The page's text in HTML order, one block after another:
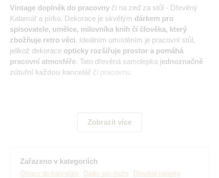
Vintage doplněk do pracovny či na zeď za stůl - Dřevěný
Kalamář a pírko. Dekorace je skvělým dárkem pro
spisovatele, umělce, milovníka knih či člověka, který
zbožňuje retro věci. Ideálním umístěním je pracovní stůl,
jelikož dekorace opticky rozšiřuje prostor a pomáhá
pracovní atmosféře. Tato dřevěná samolepka jednoznačně
zútulní každou kancelář či pracovnu.
Dřevěný 3 mm silný materiál
Zobrazit více
Zařazeno v kategoriích
Obrazy do kanceláře Dárky pro muže
Dřevěné nálepky